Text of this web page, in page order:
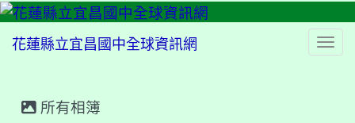
花蓮縣立宜昌國中全球資訊網
所有相簿